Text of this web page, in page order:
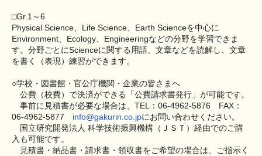
□Gr.1～6
Physical Science、Life Science、Earth Scienceを中心に
Environment、Ecology、Engineeringなどの分野を学習できま
す。分野ごとにScienceに関する用語、文章などを読解し、文章
を書く（表現）練習ができます。
○学校・図書館・官公庁機関・企業の皆さまへ
公費（校費）で決済ができる「公費請求書発行」が可能です。
事前に見積書が必要な場合は、TEL：06-4962-5876 FAX：
06-4962-5877 info@gakurin.co.jpにお問い合わせください。
国立研究開発法人 科学技術振興機構（ＪＳＴ）経由でのご購
入も可能です。
見積書・納品書・請求書・領収書をご希望の場合は、ご指示く